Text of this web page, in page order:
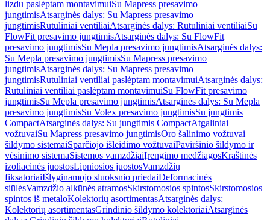
lizdu paslėptam montavimuiSu Mapress presavimo
jungtimisAtsarginės dalys: Su Mapress presavimo
jungtimisRutuliniai ventiliaiAtsarginės dalys: Rutuliniai ventiliaiSu
FlowFit presavimo jungtimisAtsarginės dalys: Su FlowFit
presavimo jungtimisSu Mepla presavimo jungtimisAtsarginės dalys:
Su Mepla presavimo jungtimisSu Mapress presavimo
jungtimisAtsarginės dalys: Su Mapress presavimo
jungtimisRutuliniai ventiliai paslėptam montavimuiAtsarginės dalys:
Rutuliniai ventiliai paslėptam montavimuiSu FlowFit presavimo
jungtimisSu Mepla presavimo jungtimisAtsarginės dalys: Su Mepla
presavimo jungtimisSu Volex presavimo jungtimisSu jungtimis
CompactAtsarginės dalys: Su jungtimis CompactAtgaliniai
vožtuvaiSu Mapress presavimo jungtimisOro šalinimo vožtuvai
šildymo sistemaiSparčiojo išleidimo vožtuvaiPaviršinio šildymo ir
vėsinimo sistemaSistemos vamzdžiaiĮrengimo medžiagosKraštinės
izoliacinės juostosLipniosios juostosVamzdžių
fiksatoriaiIšlyginamojo sluoksnio priedaiDeformacinės
siūlėsVamzdžio alkūnės atramosSkirstomosios spintosSkirstomosios
spintos iš metaloKolektorių asortimentasAtsarginės dalys:
Kolektorių asortimentasGrindinio šildymo kolektoriaiAtsarginės